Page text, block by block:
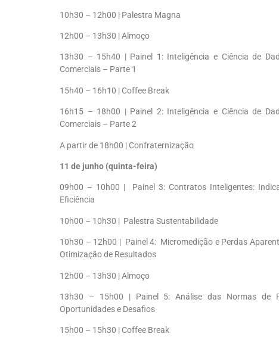
10h30 – 12h00 | Palestra Magna
12h00 – 13h30 | Almoço
13h30 – 15h40 | Painel 1: Inteligência e Ciência de
Comerciais – Parte 1
15h40 – 16h10 | Coffee Break
16h15 – 18h00 | Painel 2: Inteligência e Ciência de
Comerciais – Parte 2
A partir de 18h00 | Confraternização
11 de junho (quinta-feira)
09h00 – 10h00 | Painel 3: Contratos Inteligentes:
Eficiência
10h00 – 10h30 | Palestra Sustentabilidade
10h30 – 12h00 | Painel 4: Micromedição e Perdas
Otimização de Resultados
12h00 – 13h30 | Almoço
13h30 – 15h00 | Painel 5: Análise das Normas de
Oportunidades e Desafios
15h00 – 15h30 | Coffee Break